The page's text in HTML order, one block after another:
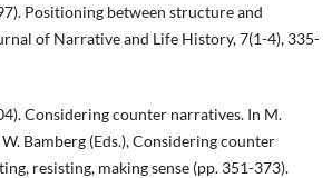
Positioning between structure and
of Narrative and Life History, 7(1-4), 335-
Considering counter narratives. In M.
Bamberg (Eds.), Considering counter
resisting, making sense (pp. 351-373).